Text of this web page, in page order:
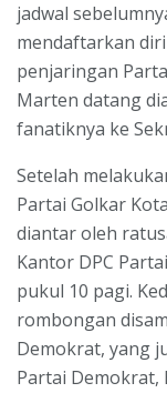
jadwal
mendaftarkan
penjaringan
Marten datang
fanatiknya ke
Setelah
Partai Golkar
diantar oleh
Kantor DPC
pukul 10 pagi.
rombongan
Demokrat, yang
Partai Demokrat,